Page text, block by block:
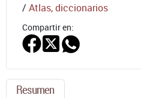
/ Atlas, diccionarios
Compartir en:
Resumen